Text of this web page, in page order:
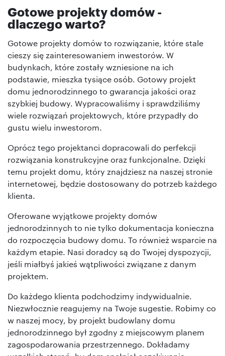
Gotowe projekty domów -
dlaczego warto?
Gotowe projekty domów to rozwiązanie, które stale
cieszy się zainteresowaniem inwestorów. W
budynkach, które zostały wzniesione na ich
podstawie, mieszka tysiące osób. Gotowy projekt
domu jednorodzinnego to gwarancja jakości oraz
szybkiej budowy. Wypracowaliśmy i sprawdziliśmy
wiele rozwiązań projektowych, które przypadły do
gustu wielu inwestorom.
Oprócz tego projektanci dopracowali do perfekcji
rozwiązania konstrukcyjne oraz funkcjonalne. Dzięki
temu projekt domu, który znajdziesz na naszej stronie
internetowej, będzie dostosowany do potrzeb każdego
klienta.
Oferowane wyjątkowe projekty domów
jednorodzinnych to nie tylko dokumentacja konieczna
do rozpoczęcia budowy domu. To również wsparcie na
każdym etapie. Nasi doradcy są do Twojej dyspozycji,
jeśli miałbyś jakieś wątpliwości związane z danym
projektem.
Do każdego klienta podchodzimy indywidualnie.
Niezwłocznie reagujemy na Twoje sugestie. Robimy co
w naszej mocy, by projekt budowlany domu
jednorodzinnego był zgodny z miejscowym planem
zagospodarowania przestrzennego. Dokładamy